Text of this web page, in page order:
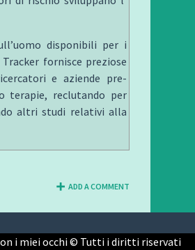
disponibili per i
fornisce preziose
e aziende pre-
terapie, reclutando per
altri studi relativi alla
ADD A COMMENT
i miei occhi © Tutti i diritti riservati